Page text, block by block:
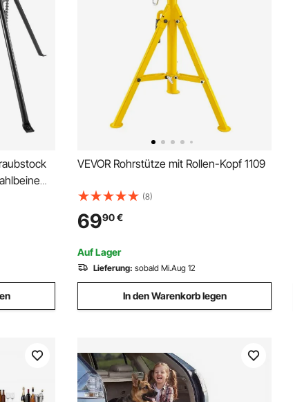
ideal
VEVOR Rohrstütze mit Rollen-Kopf 1109
(8)
6990€
Auf Lager
Lieferung: sobald Mi.Aug 12
In den Warenkorb legen